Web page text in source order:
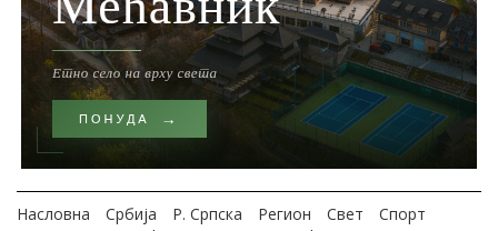
Насловна Србија Р. Српска Регион Свет
Спорт